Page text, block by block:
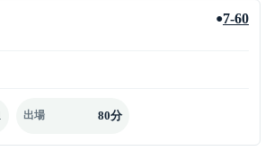
●7-60
出場 80分